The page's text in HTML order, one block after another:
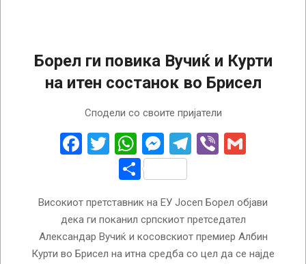
Борел ги повика Вучиќ и Курти
на итен состанок во Брисел
Сподели со своите пријатели
Facebook
Twitter
WhatsApp
Messenger
Telegram
Viber
Share
Високиот претставник на ЕУ Јосеп Борел објави
дека ги поканил српскиот претседател
Александар Вучиќ и косовскиот премиер Албин
Курти во Брисел на итна средба со цел да се најде